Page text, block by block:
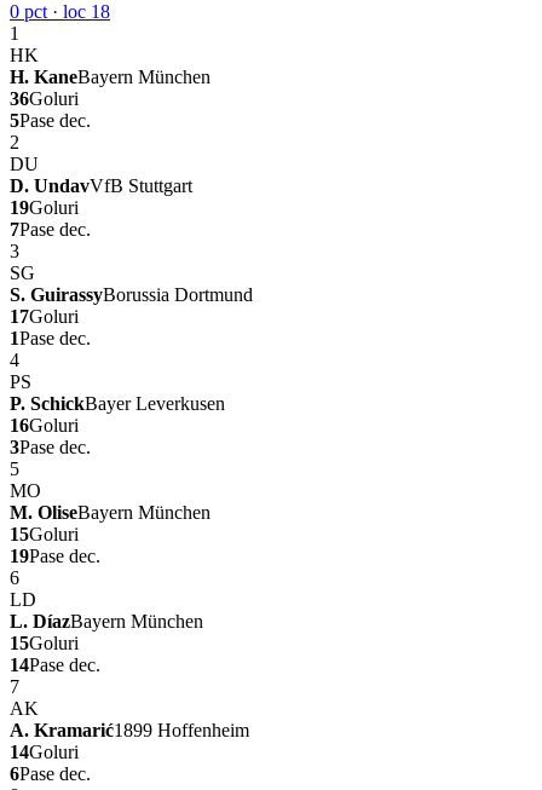
0 pct · loc 18
1
HK
H. KaneBayern München
36Goluri
5Pase dec.
2
DU
D. UndavVfB Stuttgart
19Goluri
7Pase dec.
3
SG
S. GuirassyBorussia Dortmund
17Goluri
1Pase dec.
4
PS
P. SchickBayer Leverkusen
16Goluri
3Pase dec.
5
MO
M. OliseBayern München
15Goluri
19Pase dec.
6
LD
L. DíazBayern München
15Goluri
14Pase dec.
7
AK
A. Kramarić1899 Hoffenheim
14Goluri
6Pase dec.